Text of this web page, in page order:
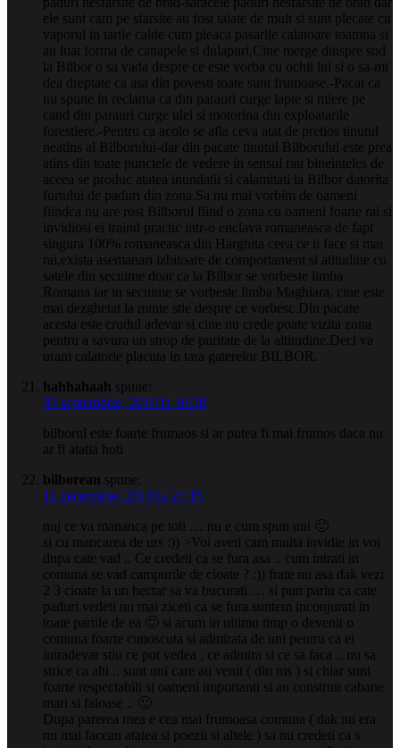
ele sunt cam pe sfarsite au fost taiate de mult si sunt plecate cu
vaporul in tarile calde cum pleaca pasarile calatoare toamna si
au luat forma de canapele si dulapuri,Cine merge dinspre sud
la Bilbor o sa vada despre ce este vorba cu ochii lui si o sa-mi
dea dreptate ca asa din povesti toate sunt frumoase.-Pacat ca
nu spune in reclama ca din parauri curge lapte si miere pe
cand din parauri curge ulei si motorina din exploatarile
forestiere.-Pentru ca acolo se afla ceva atat de pretios tinutul
neatins al Bilborului-dar din pacate tinutul Bilborului este prea
atins din toate punctele de vedere in sensul rau bineinteles de
aceea se produc atatea inundatii si calamitati la Bilbor datorita
furtului de paduri din zona.Sa nu mai vorbim de oameni
fiindca nu are rost Bilborul fiind o zona cu oameni foarte rai si
invidiosi ei traind practic intr-o enclava romaneasca de fapt
singura 100% romaneasca din Harghita ceea ce ii face si mai
rai,exista asemanari izbitoare de comportament si atitudine cu
satele din secuime doar ca la Bilbor se vorbeste limba
Romana iar in secuime se vorbeste limba Maghiara, cine este
mai dezghetat la minte stie despre ce vorbesc.Din pacate
acesta este crudul adevar si cine nu crede poate vizita zona
pentru a savura un strop de puritate de la altitudine.Deci va
uram calatorie placuta in tara gaterelor BILBOR.
hahhahaah spune:
30 septembrie, 2010 la 16:28
bilborul este foarte frumaos si ar putea fi mai frumos daca nu
ar fi atatia hoti
bilborean spune:
11 decembrie, 2010 la 21:15
nuj ce va mananca pe toti … nu e cum spun uni 🙂
si cu mancarea de urs :)) >Voi aveti cam multa invidie in voi
dupa cate vad .. Ce credeti ca se fura asa .. cum intrati in
comuna se vad campurile de cioate ? :)) frate nu asa dak vezi
2 3 cioate la un hectar sa va bucurati … si pun pariu ca cate
paduri vedeti nu mai ziceti ca se fura.suntem inconjurati in
toate partile de ea 🙂 si acum in ultimu timp o devenit o
comuna foarte cunoscuta si admirata de uni pentru ca ei
intradevar stiu ce pot vedea , ce admira si ce sa faca .. nu sa
strice ca alti .. sunt uni care au venit ( din ms ) si chiar sunt
foarte respectabili si oameni importanti si au construit cabane
mari si faloase .. 🙂
Dupa parerea mea e cea mai frumoasa comuna ( dak nu era
nu mai faceau atatea si poezii si altele ) sa nu credeti ca s